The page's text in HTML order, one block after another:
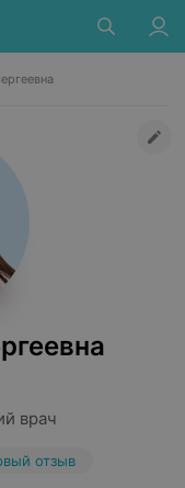
врач
отзыв